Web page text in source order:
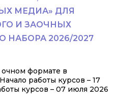
МЕДИА» ДЛЯ
И ЗАОЧНЫХ
НАБОРА 2026/2027
очном формате в
работы курсов – 17
курсов – 07 июля 2026